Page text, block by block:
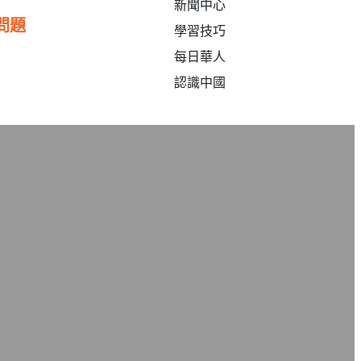
題
新聞中心
學習技巧
每日華人
認識中國